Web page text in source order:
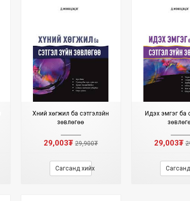
Хүний хөгжил ба сэтгэлзүйн
зөвлөгөө
29,003₮29,900₮
Сагсанд хийх
Идэх эмгэг ба
29,003₮